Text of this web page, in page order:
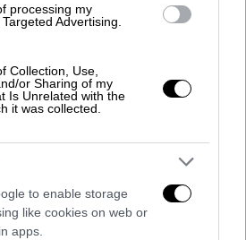
processing my
Advertising.
Collection, Use,
or Sharing of my
Is Unrelated with the
it was collected.
to enable storage
like cookies on web or
apps.
May 17, 2026
12:40
Δύο
γυναίκας